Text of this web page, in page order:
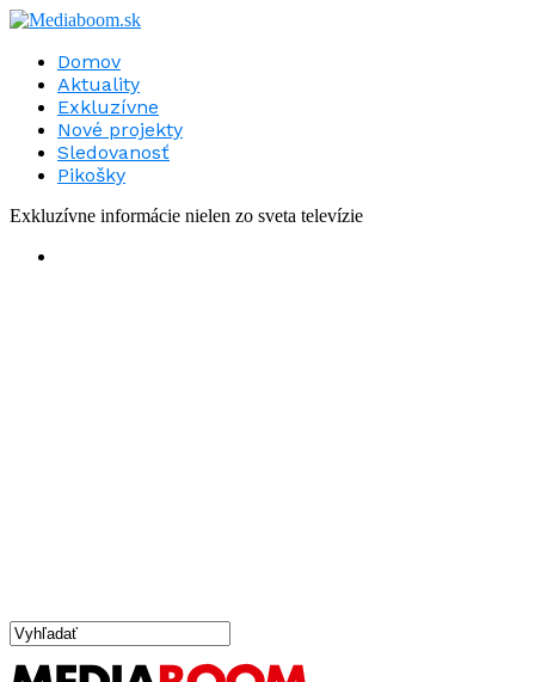
Domov
Aktuality
Exkluzívne
Nové projekty
Sledovanosť
Pikošky
Exkluzívne informácie nielen zo sveta televízie